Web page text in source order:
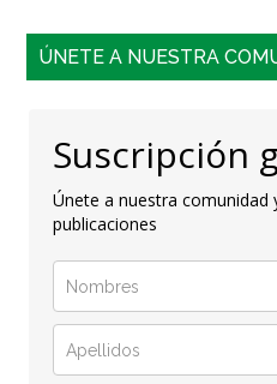
ÚNETE A NUESTRA
Suscripción
Únete a nuestra comunidad
publicaciones